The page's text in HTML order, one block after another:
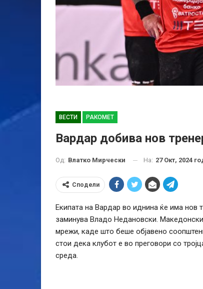
ВЕСТИ РАКОМЕТ
Вардар добива нов
Од: Влатко Мирчески На: 27 Окт, 2024
Сподели
Екипата на Вардар во иднина ќе има нов
заминува Владо Недановски.
мрежи, каде што беше објавено
стои дека клубот е во преговори со
среда.